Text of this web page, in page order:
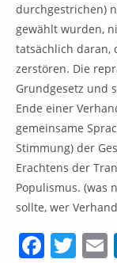
durchgestrichen)
gewählt wurden,
tatsächlich daran,
zerstören. Die
Grundgesetz und
Ende einer
gemeinsame
Stimmung) der
Erachtens der
Populismus. (was
sollte, wer
F T